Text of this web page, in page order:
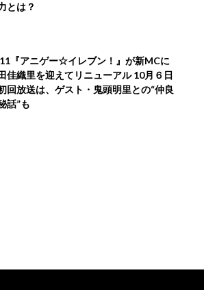
とは？
『アニゲー☆イレブン！』が新MCに
佳織里を迎えてリニューアル 10月６日
回放送は、ゲスト・鬼頭明里との“仲良
話”も